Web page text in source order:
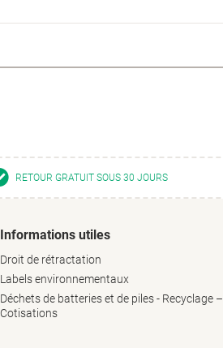
RETOUR GRATUIT SOUS 30 JOURS
Informations utiles
Droit de rétractation
Labels environnementaux
Déchets de batteries et de piles - Recyclage –
Cotisations